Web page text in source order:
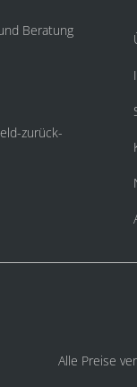
Beratung
zurück-
Alle Preise